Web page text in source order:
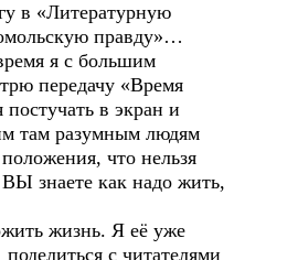
в «Литературную
правду»…
я с большим
передачу «Время
постучать в экран и
там разумным людям
что нельзя
ВЫ знаете как надо жить,
жизнь. Я её уже
с читателями